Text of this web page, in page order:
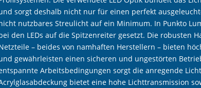
sorgt deshalb nicht nur für einen perfekt
nutzbares Streulicht auf ein Minimum. In Punkto
den LEDs auf die Spitzenreiter gesetzt. Die robusten
– beides von namhaften Herstellern – bieten
gewährleisten einen sicheren und ungestörten
Arbeitsbedingungen sorgt die anregende
bietet eine hohe Lichttransmission